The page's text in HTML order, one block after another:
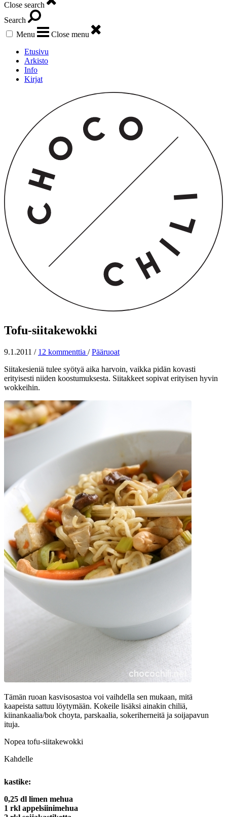
Close search
Search
Menu
Close menu
Etusivu
Arkisto
Info
Kirjat
Tofu-siitakewokki
9.1.2011 / 12 kommenttia / Pääruoat
Siitakesieniä tulee syötyä aika harvoin, vaikka pidän kovasti
erityisesti niiden koostumuksesta. Siitakkeet sopivat erityisen hyvin
wokkeihin.
Tämän ruoan kasvisosastoa voi vaihdella sen mukaan, mitä
kaapeista sattuu löytymään. Kokeile lisäksi ainakin chiliä,
kiinankaalia/bok choyta, parskaalia, sokeriherneitä ja soijapavun
ituja.
Nopea tofu-siitakewokki
Kahdelle
kastike:
0,25 dl limen mehua
1 rkl appelsiinimehua